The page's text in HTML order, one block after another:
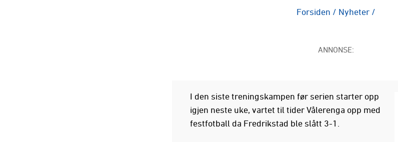
Forsiden / Nyheter /
ANNONSE:
I den siste treningskampen før serien starter opp
igjen neste uke, vartet til tider Vålerenga opp med
festfotball da Fredrikstad ble slått 3-1.